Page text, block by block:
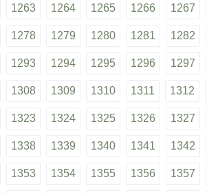
1263 1264 1265 1266 1267
1278 1279 1280 1281 1282
1293 1294 1295 1296 1297
1308 1309 1310 1311 1312
1323 1324 1325 1326 1327
1338 1339 1340 1341 1342
1353 1354 1355 1356 1357